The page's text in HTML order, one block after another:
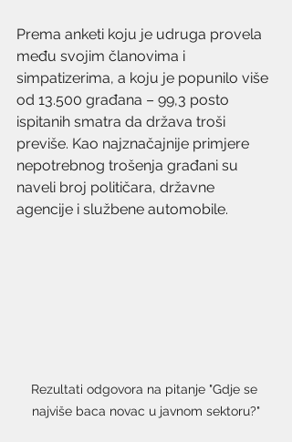
Prema anketi koju je udruga provela
među svojim članovima i
simpatizerima, a koju je popunilo više
od 13.500 građana – 99,3 posto
ispitanih smatra da država troši
previše. Kao najznačajnije primjere
nepotrebnog trošenja građani su
naveli broj političara, državne
agencije i službene automobile.
Rezultati odgovora na pitanje "Gdje se
najviše baca novac u javnom sektoru?"